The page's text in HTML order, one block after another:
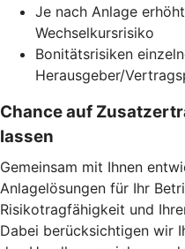
Je nach Anlage
Wechselkursrisiko
Bonitätsrisiken
Herausgeber/
Chance auf
lassen
Gemeinsam mit Ihnen
Anlagelösungen für Ihr
Risikotragfähigkeit und
Dabei berücksichtigen wir